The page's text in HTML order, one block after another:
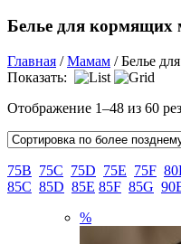
Белье для кормящих
Главная /Мамам / Белье
Показать:
Отображение 1–48 из 60
75B 75C 75D 75E 75F
85C 85D 85E 85F 85G
%